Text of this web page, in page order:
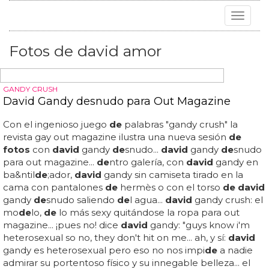
Toggle
Fotos de david amor
GANDY CRUSH
David Gandy desnudo para Out Magazine